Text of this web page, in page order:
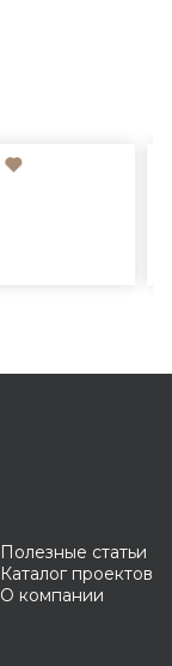
Полезные статьи
Каталог проектов
О компании